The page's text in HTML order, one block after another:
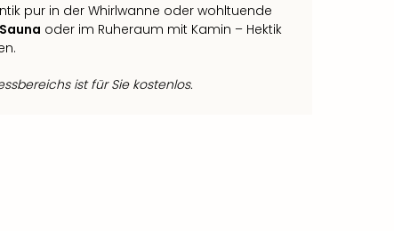
pur in der Whirlwanne oder wohltuende
oder im Ruheraum mit Kamin – Hektik
ist für Sie kostenlos.